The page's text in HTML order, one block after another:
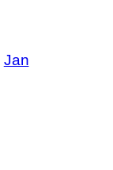
Jan